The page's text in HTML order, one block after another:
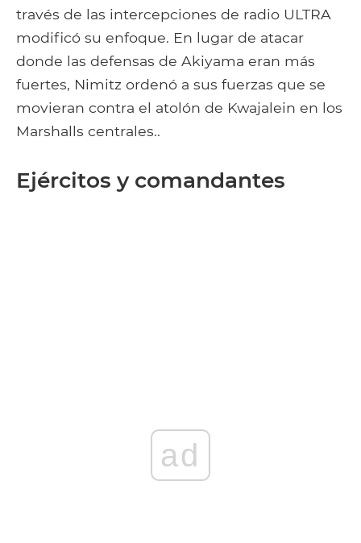
través de las intercepciones de radio ULTRA
modificó su enfoque. En lugar de atacar
donde las defensas de Akiyama eran más
fuertes, Nimitz ordenó a sus fuerzas que se
movieran contra el atolón de Kwajalein en los
Marshalls centrales..
Ejércitos y comandantes
ad